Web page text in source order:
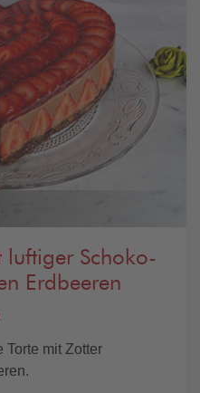
luftiger Schoko-
Erdbeeren
Torte mit Zotter